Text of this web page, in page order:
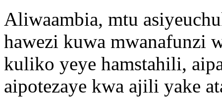
Aliwaambia, mtu
hawezi kuwa mwanafunzi
kuliko yeye hamstahili,
aipotezaye kwa ajili yake